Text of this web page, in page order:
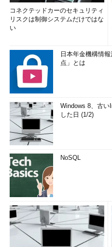
コネクテッドカーのセキュリティ
リスクは制御システムだけではな
い
日本年金機構情
点」とは
Windows 8、古い
した日 (1/2)
NoSQL